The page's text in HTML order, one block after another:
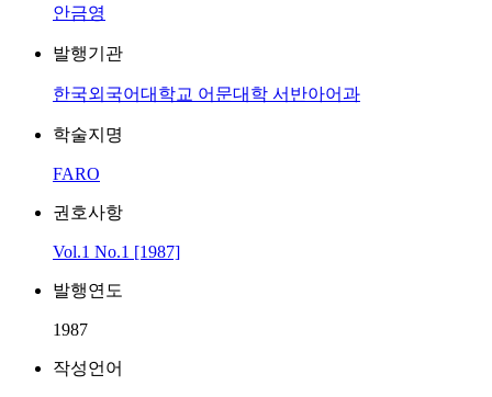
안금영
발행기관
한국외국어대학교 어문대학 서반아어과
학술지명
FARO
권호사항
Vol.1 No.1 [1987]
발행연도
1987
작성언어